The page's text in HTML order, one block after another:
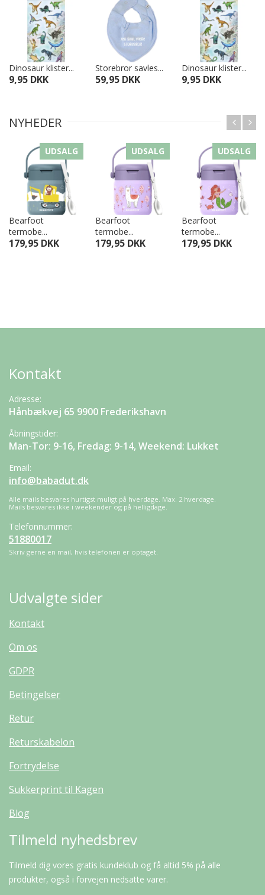
Dinosaur klister...
9,95 DKK
Storebror savles...
59,95 DKK
Dinosaur klister...
9,95 DKK
NYHEDER
UDSALG
Bearfoot
termobe...
179,95 DKK
UDSALG
Bearfoot
termobe...
179,95 DKK
UDSALG
Bearfoot
termobe...
179,95 DKK
Kontakt
Adresse:
Hånbækvej 65 9900 Frederikshavn
Åbningstider:
Man-Tor: 9-16, Fredag: 9-14, Weekend: Lukket
Email:
info@babadut.dk
Alle mails besvares hurtigst muligt på hverdage. Max. 2 hverdage.
Mails besvares ikke i weekender og på helligdage.
Telefonnummer:
51880017
Skriv gerne en mail, hvis telefonen er optaget.
Udvalgte sider
Kontakt
Om os
GDPR
Betingelser
Retur
Returskabelon
Fortrydelse
Sukkerprint til Kagen
Blog
Tilmeld nyhedsbrev
Tilmeld dig vores gratis kundeklub og få altid 5% på alle
produkter, også i forvejen nedsatte varer.